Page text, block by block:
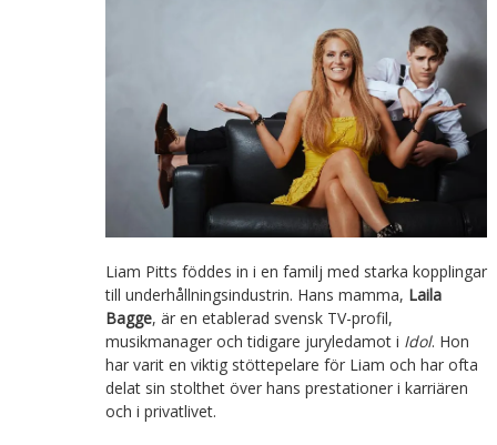
Liam Pitts föddes in i en familj med starka kopplingar
till underhållningsindustrin. Hans mamma, Laila
Bagge, är en etablerad svensk TV-profil,
musikmanager och tidigare juryledamot i Idol. Hon
har varit en viktig stöttepelare för Liam och har ofta
delat sin stolthet över hans prestationer i karriären
och i privatlivet.